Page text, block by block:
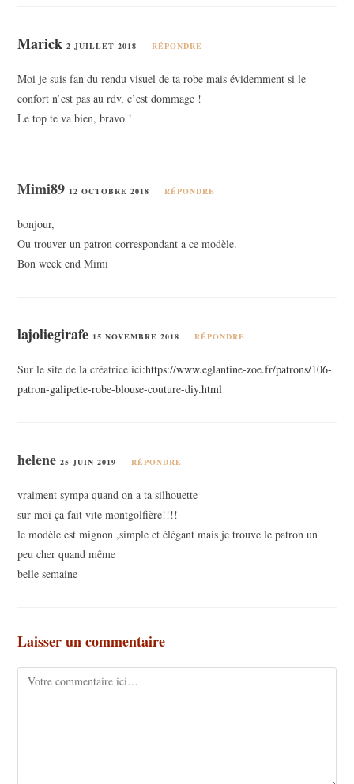
Marick 2 JUILLET 2018 RÉPONDRE
Moi je suis fan du rendu visuel de ta robe mais évidemment si le
confort n’est pas au rdv, c’est dommage !
Le top te va bien, bravo !
Mimi89 12 OCTOBRE 2018 RÉPONDRE
bonjour,
Ou trouver un patron correspondant a ce modèle.
Bon week end Mimi
lajoliegirafe 15 NOVEMBRE 2018 RÉPONDRE
Sur le site de la créatrice ici:https://www.eglantine-zoe.fr/patrons/106-
patron-galipette-robe-blouse-couture-diy.html
helene25 JUIN 2019 RÉPONDRE
vraiment sympa quand on a ta silhouette
sur moi ça fait vite montgolfière!!!!
le modèle est mignon ,simple et élégant mais je trouve le patron un
peu cher quand même
belle semaine
Laisser un commentaire